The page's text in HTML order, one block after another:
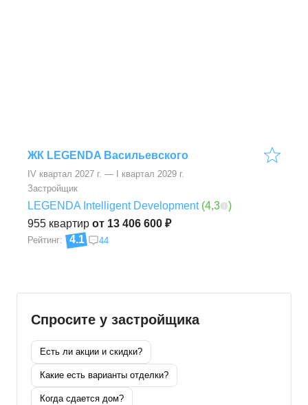
ЖК LEGENDA Васильевского
IV квартал 2027 г. — I квартал 2029 г.
955 квартир от 13 406 600 ₽
Застройщик
LEGENDA Intelligent Development (4,3 )
Рейтинг: 4.1 44
Спросите у застройщика
Есть ли акции и скидки?
Какие есть варианты отделки?
Когда сдается дом?